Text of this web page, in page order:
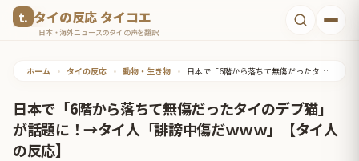
タイの反応 タイコエ
日本・海外ニュースのタイの声を翻訳
ホーム • タイの反応 • 動物・生き物 • 日本で「6階から落ちて無傷だったタイのデブ猫」が話題に！→タイ人「誹謗中傷だｗｗｗ」【タイ人の反応】
日本で「6階から落ちて無傷だったタイのデブ猫」
が話題に！→タイ人「誹謗中傷だｗｗｗ」【タイ人
の反応】